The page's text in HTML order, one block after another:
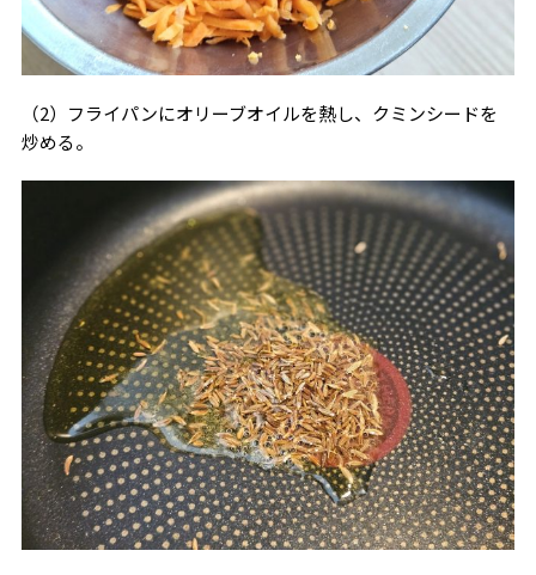
（2）フライパンにオリーブオイルを熱し、クミンシードを
炒める。